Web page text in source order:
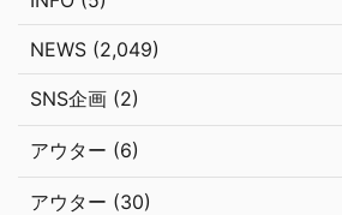
NEWS (2,049)
SNS企画 (2)
アウター (6)
アウター (30)